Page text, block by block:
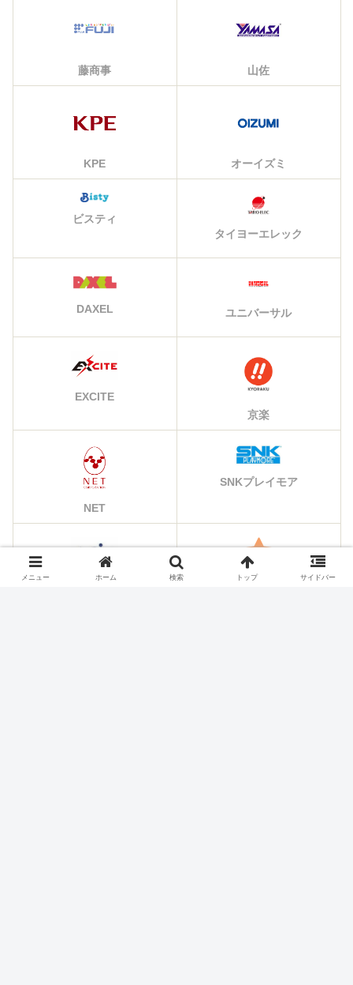
藤商事 山佐
KPE オーイズミ
ビスティ
タイヨーエレック
DAXEL ユニバーサル
EXCITE
京楽
NET
SNKプレイモア
アリストクラート
メニュー ホーム 検索 トップ サイドバー